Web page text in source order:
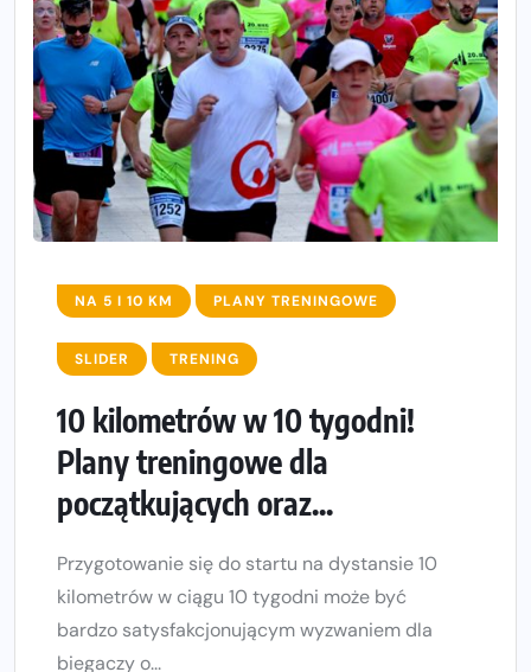
NA 5 I 10 KM PLANY TRENINGOWE
SLIDER TRENING
10 kilometrów w 10 tygodni!
Plany treningowe dla
początkujących oraz...
Przygotowanie się do startu na dystansie 10
kilometrów w ciągu 10 tygodni może być
bardzo satysfakcjonującym wyzwaniem dla
biegaczy o...